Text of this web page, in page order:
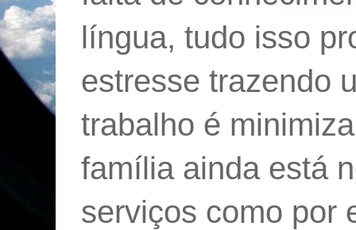
língua, tudo isso
estresse trazendo
trabalho é
família ainda está
serviços como por